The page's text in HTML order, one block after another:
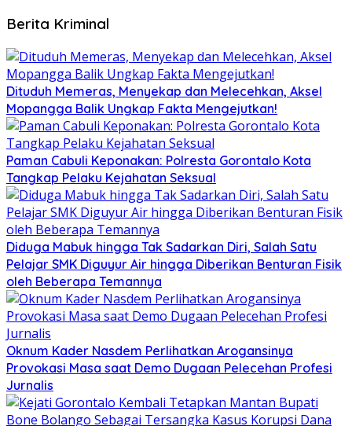
Berita Kriminal
Dituduh Memeras, Menyekap dan Melecehkan, Aksel
Mopangga Balik Ungkap Fakta Mengejutkan!
Paman Cabuli Keponakan: Polresta Gorontalo Kota
Tangkap Pelaku Kejahatan Seksual
Diduga Mabuk hingga Tak Sadarkan Diri, Salah Satu
Pelajar SMK Diguyur Air hingga Diberikan Benturan Fisik
oleh Beberapa Temannya
Oknum Kader Nasdem Perlihatkan Arogansinya
Provokasi Masa saat Demo Dugaan Pelecehan Profesi
Jurnalis